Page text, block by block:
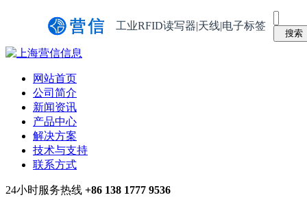
工业RFID读写器|天线|电子标签
网站首页
公司简介
新闻资讯
产品中心
解决方案
技术与支持
联系方式
24小时服务热线 +86 138 1777 9536